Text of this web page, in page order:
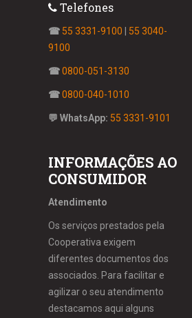
Telefones
☎ 55 3331-9100
55 3040-
9100
☎0800-051-3130
☎0800-040-1010
💬 WhatsApp: 55 3331-9101
INFORMAÇÕES AO
CONSUMIDOR
Atendimento
Os serviços prestados pela
Cooperativa exigem
diferentes documentos dos
associados. Para facilitar e
agilizar o seu atendimento
destacamos aqui alguns